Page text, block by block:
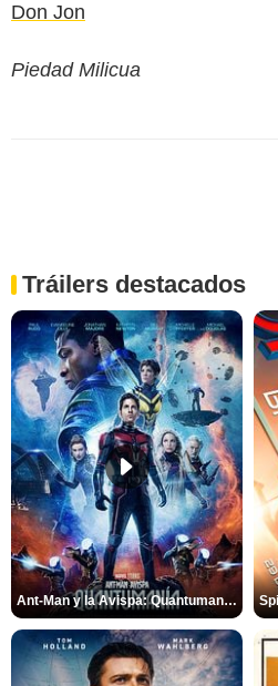
Don Jon
Piedad Milicua
Tráilers destacados
Ant-Man y la Avispa: Quantumanía Tráiler (2)